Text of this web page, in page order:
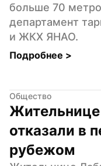
больше 70
департамент
и ЖКХ ЯНАО.
Подробнее >
Общество
отказали в
рубежом